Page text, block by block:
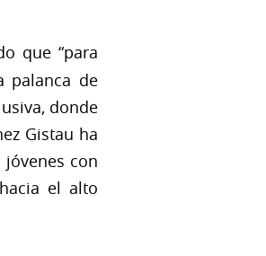
que “para
palanca de
donde
Gistau ha
con
el alto